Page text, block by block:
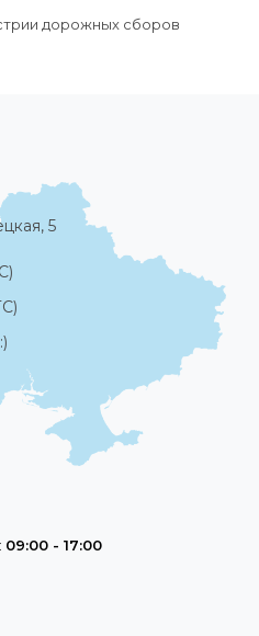
дорожных сборов
5
09:00 - 17:00